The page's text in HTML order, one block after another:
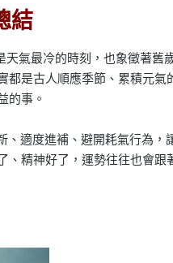
結
氣最冷的時刻，也象徵著舊
都是古人順應季節、累積元
的事。
適度進補、避開耗氣行為
精神好了，運勢往往也會跟